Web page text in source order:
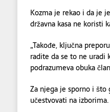
Kozma je rekao i da je
državna kasa ne koristi
„Takođe, ključna
radite da se to ne uradi
podrazumeva obuka
Za njega je sporno i
učestvovati na izborima.